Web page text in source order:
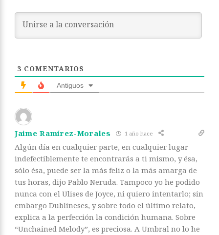
3 COMENTARIOS
Antiguos
Jaime Ramírez-Morales 1 año hace
Algún día en cualquier parte, en cualquier lugar
indefectiblemente te encontrarás a ti mismo, y ésa,
sólo ésa, puede ser la más feliz o la más amarga de
tus horas, dijo Pablo Neruda. Tampoco yo he podido
nunca con el Ulises de Joyce, ni quiero intentarlo; sin
embargo Dublineses, y sobre todo el último relato,
explica a la perfección la condición humana. Sobre
“Unchained Melody”, es preciosa. A Umbral no lo he